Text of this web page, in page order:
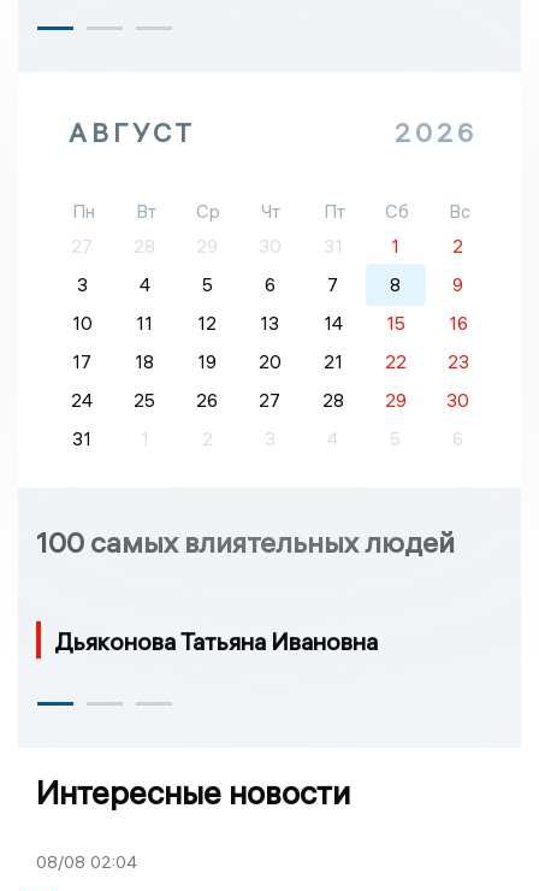
АВГУСТ 2026
Пн Вт Ср Чт Пт Сб
Вс
27
28 29 30 31 1
2
3
4 5 6 7 8
9
10
11 12 13 14 15
16
17
18 19 20 21 22
23
24
25 26 27 28 29
30
31
1 2 3 4 5 6
100 самых влиятельных людей
Дьяконова Татьяна Ивановна
Интересные новости
08/08 02:04